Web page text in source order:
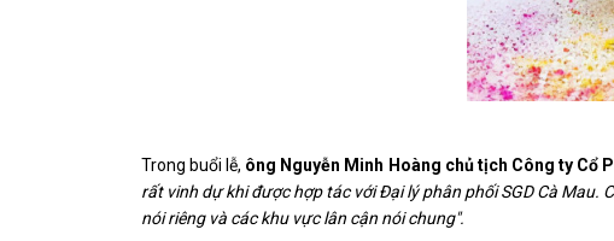
Trong buổi lễ, ông Nguyễn Minh Hoàng chủ tịch Công ty Cổ
rất vinh dự khi được hợp tác với Đại lý phân phối SGD Cà
nói riêng và các khu vực lân cận nói chung".